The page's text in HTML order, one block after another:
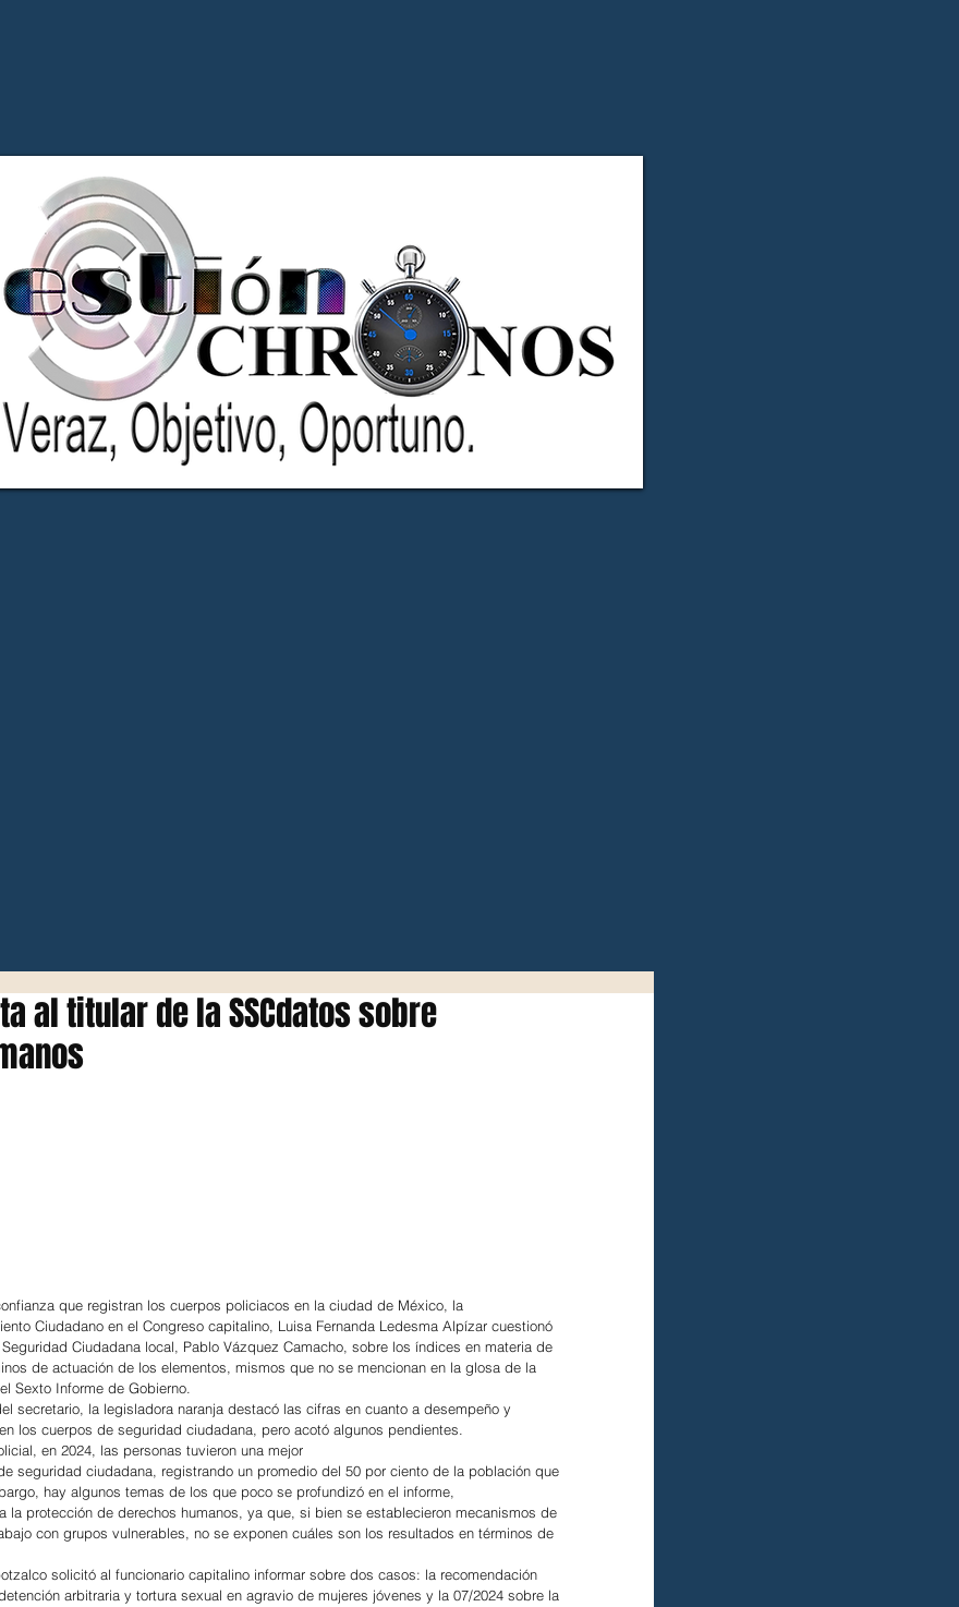
al titular de la SSCdatos sobre
que registran los cuerpos policiacos en la ciudad de México, la
Ciudadano en el Congreso capitalino, Luisa Fernanda Ledesma Alpízar cuestionó
Ciudadana local, Pablo Vázquez Camacho, sobre los índices en materia de
de actuación de los elementos, mismos que no se mencionan en la glosa de la
Sexto Informe de Gobierno.
secretario, la legisladora naranja destacó las cifras en cuanto a desempeño y
los cuerpos de seguridad ciudadana, pero acotó algunos pendientes.
en 2024, las personas tuvieron una mejor
seguridad ciudadana, registrando un promedio del 50 por ciento de la población que
hay algunos temas de los que poco se profundizó en el informe,
la protección de derechos humanos, ya que, si bien se establecieron mecanismos de
con grupos vulnerables, no se exponen cuáles son los resultados en términos de
solicitó al funcionario capitalino informar sobre dos casos: la recomendación
arbitraria y tortura sexual en agravio de mujeres jóvenes y la 07/2024 sobre la